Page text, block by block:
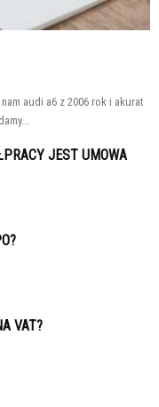
audi a6 z 2006 rok i akurat
JEST UMOWA
VAT?